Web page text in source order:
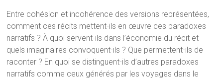
Entre cohésion et incohérence des versions représentées,
comment ces récits mettent-ils en œuvre ces paradoxes
narratifs ? À quoi servent-ils dans l’économie du récit et
quels imaginaires convoquent-ils ? Que permettent-ils de
raconter ? En quoi se distinguent-ils d’autres paradoxes
narratifs comme ceux générés par les voyages dans le